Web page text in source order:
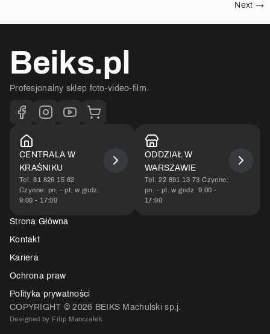
Next →
Beiks.pl
Profesjonalny sklep foto-video-film.
CENTRALA W
KRAŚNIKU
Tel. 81 826 15 82
Czynne: pn. - pt. w godz.
9:00 - 17:00
ODDZIAŁ W
WARSZAWIE​
Tel. 22 891 13 73 Czynne:
pn. - pt. w godz. 9:00 -
17:00​
COPYRIGHT ©2026 BEIKS Machulski sp.j.
Designed by Filip Marszałek
Strona Główna
Kontakt
Kariera
Ochrona praw
Polityka prywatności